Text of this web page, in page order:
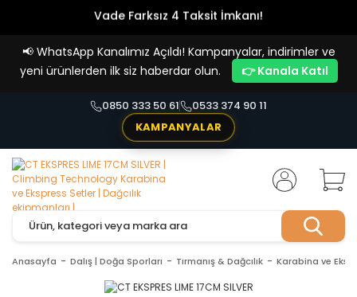
Vade Farksız 4 Taksit İmkanı!
📢 WhatsApp Kanalımız Açıldı! Kampanyalar, indirimler ve
yeni ürünlerden ilk siz haberdar olun.
👉 Kanala Katıl
0850 333 50 61
0533 374 90 11
KAMPANYALAR
Anasayfa Dalış | Doğa Sporları Tırmanış & Dağcılık Karabina ve